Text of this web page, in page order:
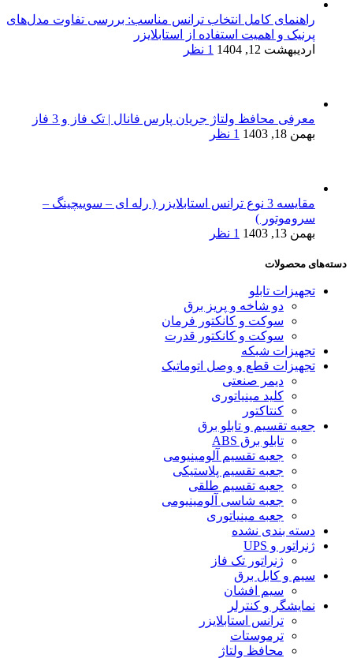
راهنمای کامل انتخاب ترانس مناسب: بررسی تفاوت مدل‌های
پرنیک و اهمیت استفاده از استابلایزر
اردیبهشت 12, 1404
1 نظر
معرفی محافظ ولتاژ جریان پارس فانال | تک فاز و 3 فاز
بهمن 18, 1403
1 نظر
مقایسه 3 نوع ترانس‌ استابلایزر ( رله ای – سوییچینگ –
سروموتور )
بهمن 13, 1403
1 نظر
دسته‌های محصولات
تجهیزات تابلو
دو شاخه و پریز برق
سوکت و کانکتور فرمان
سوکت و کانکتور قدرت
تجهیزات شبکه
تجهیزات قطع و وصل اتوماتیک
دیمر صنعتی
کلید مینیاتوری
کنتاکتور
جعبه تقسیم و تابلو برق
تابلو برق ABS
جعبه تقسیم آلومینیومی
جعبه تقسیم پلاستیکی
جعبه تقسیم طلقی
جعبه شاسی آلومینیومی
جعبه مینیاتوری
دسته بندی نشده
ژنراتور و UPS
ژنراتور تک فاز
سیم و کابل برق
سیم افشان
نمایشگر و کنترلر
ترانس استابلایزر
ترموستات
محافظ ولتاژ